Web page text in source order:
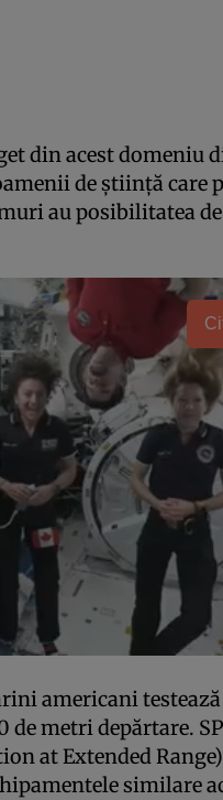
din acest domeniu
de știință care
au posibilitatea de
americani testează
metri depărtare.
at Extended
similare